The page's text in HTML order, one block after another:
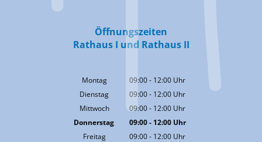
Öffnungszeiten
Rathaus I und Rathaus II
Montag 09:00- 12:00 Uhr
Von 09:00 bis 12:00 Uhr
Dienstag 09:00- 12:00 Uhr
Von 09:00 bis 12:00 Uhr
Mittwoch 09:00- 12:00 Uhr
Von 09:00 bis 12:00 Uhr
Donnerstag 09:00- 12:00Uhr
Von 09:00 bis 12:00 Uhr
Freitag 09:00- 12:00 Uhr